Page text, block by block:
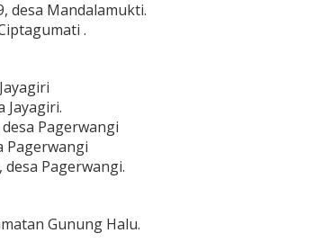
desa Mandalamukti.
.
Jayagiri.
Pagerwangi
Pagerwangi
desa Pagerwangi.
Gunung Halu.